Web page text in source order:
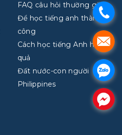
FAQ câu hỏi thường gặp
Để học tiếng anh thành
công
Cách học tiếng Anh hiệu
quả
Đất nước-con người
Philippines
.
.
.
.